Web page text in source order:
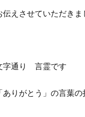
伝えさせていただきま
字通り 言霊です
「ありがとう」の言葉